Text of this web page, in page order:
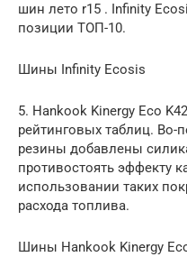
шин лето r15 . Infinity
позиции ТОП-10.
Шины Infinity Ecosis
5. Hankook Kinergy Eco
рейтинговых таблиц. Во-
резины добавлены
противостоять эффекту
использовании таких
расхода топлива.
Шины Hankook Kinergy